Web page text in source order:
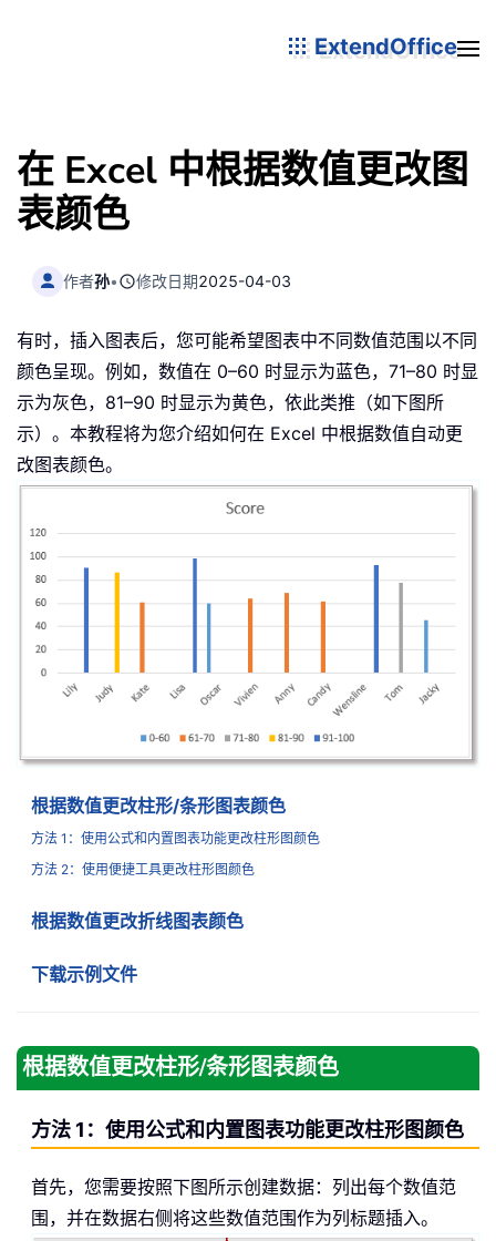
ExtendOffice
在 Excel 中根据数值更改图
表颜色
作者孙• 修改日期2025-04-03
有时，插入图表后，您可能希望图表中不同数值范围以不同
颜色呈现。例如，数值在 0–60 时显示为蓝色，71–80 时显
示为灰色，81–90 时显示为黄色，依此类推（如下图所
示）。本教程将为您介绍如何在 Excel 中根据数值自动更
改图表颜色。
根据数值更改柱形/条形图表颜色
方法 1：使用公式和内置图表功能更改柱形图颜色
方法 2：使用便捷工具更改柱形图颜色
根据数值更改折线图表颜色
下载示例文件
根据数值更改柱形/条形图表颜色
方法 1：使用公式和内置图表功能更改柱形图颜色
首先，您需要按照下图所示创建数据：列出每个数值范
围，并在数据右侧将这些数值范围作为列标题插入。